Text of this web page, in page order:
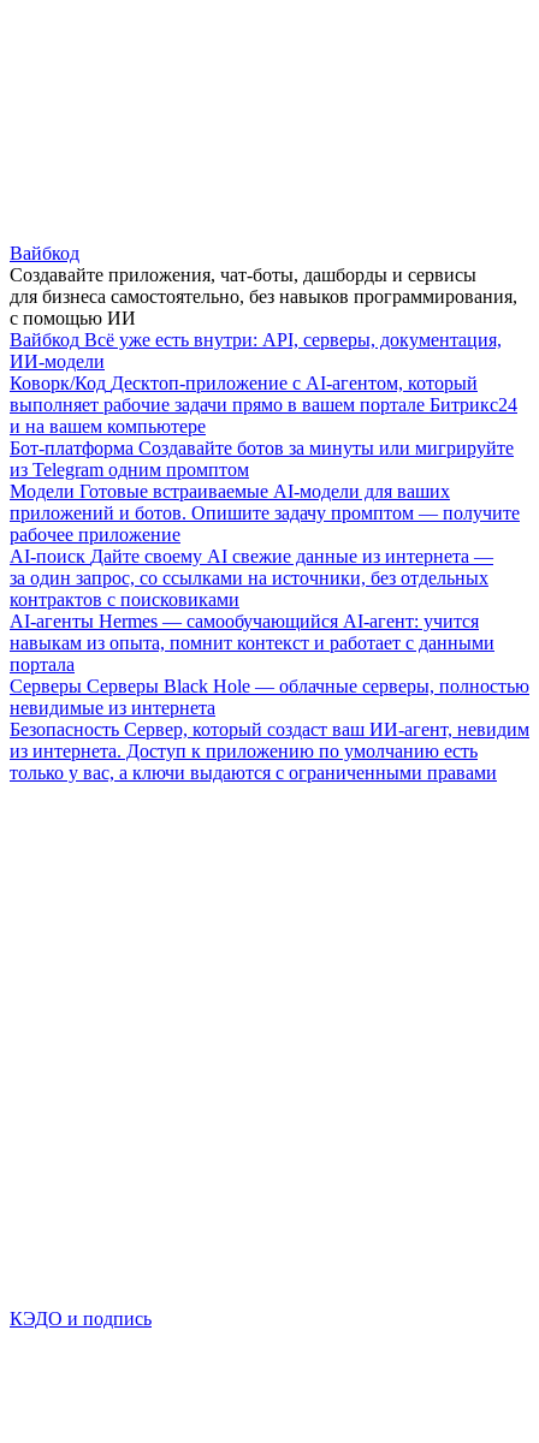
Вайбкод
Создавайте приложения, чат-боты, дашборды и сервисы
для бизнеса самостоятельно, без навыков программирования,
с помощью ИИ
Вайбкод Всё уже есть внутри: API, серверы, документация,
ИИ-модели
Коворк/Код Десктоп-приложение с AI-агентом, который
выполняет рабочие задачи прямо в вашем портале Битрикс24
и на вашем компьютере
Бот-платформа Создавайте ботов за минуты или мигрируйте
из Telegram одним промптом
Модели Готовые встраиваемые AI-модели для ваших
приложений и ботов. Опишите задачу промптом — получите
рабочее приложение
AI-поиск Дайте своему AI свежие данные из интернета —
за один запрос, со ссылками на источники, без отдельных
контрактов с поисковиками
AI-агенты Hermes — самообучающийся AI-агент: учится
навыкам из опыта, помнит контекст и работает с данными
портала
Серверы Серверы Black Hole — облачные серверы, полностью
невидимые из интернета
Безопасность Сервер, который создаст ваш ИИ-агент, невидим
из интернета. Доступ к приложению по умолчанию есть
только у вас, а ключи выдаются с ограниченными правами
КЭДО и подпись